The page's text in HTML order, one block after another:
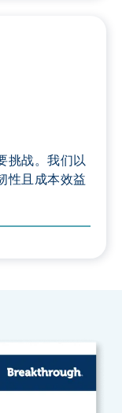
挑战。我们以
性且成本效益